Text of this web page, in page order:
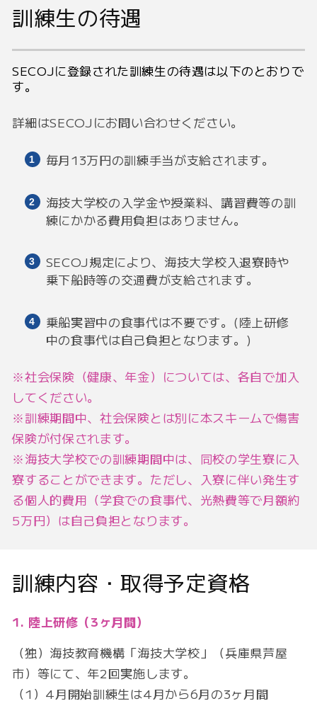
訓練生の待遇
SECOJに登録された訓練生の待遇は以下のとおりで
す。
詳細はSECOJにお問い合わせください。
毎月13万円の訓練手当が支給されます。
海技大学校の入学金や授業料、講習費等の訓
練にかかる費用負担はありません。
SECOJ規定により、海技大学校入退寮時や
乗下船時等の交通費が支給されます。
乗船実習中の食事代は不要です。(陸上研修
中の食事代は自己負担となります。)
※社会保険（健康、年金）については、各自で加入
してください。
※訓練期間中、社会保険とは別に本スキームで傷害
保険が付保されます。
※海技大学校での訓練期間中は、同校の学生寮に入
寮することができます。ただし、入寮に伴い発生す
る個人的費用（学食での食事代、光熱費等で月額約
5万円）は自己負担となります。
訓練内容・取得予定資格
1. 陸上研修（3ヶ月間）
（独）海技教育機構「海技大学校」（兵庫県芦屋
市）等にて、年2回実施します。
（1）4月開始訓練生は4月から6月の3ヶ月間